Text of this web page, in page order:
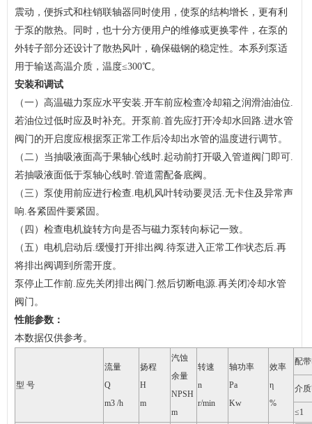
震动，便拆式和柱销联轴器同时使用，使泵的结构增长，更有利
于泵的散热。同时，也十分方便用户的维修或更换零件，在泵的
外转子部分还设计了散热风叶，确保磁钢的稳定性。本系列泵适
用于输送高温介质，温度≤300℃。
安装和调试
（一）高温磁力泵应水平安装.开车前应检查冷却箱之润滑油油位.
若油位过低时应及时补充。开泵前.首先应打开冷却水回路.进水管
阀门的开启度应根据泵正常工作后冷却出水管的温度进行调节。
（二）当抽吸液面高于果轴心线时.起动前打开吸入管道阀门即可.
若抽吸液面低于泵轴心线时.管道需配备底阀。
（三）泵使用前应进行检查.电机风叶转动要灵活.无卡住及异常声
响.各紧固件要紧固。
（四）检查电机旋转方向是否与磁力泵转向标记一致。
（五）电机启动后.缓慢打开排出阀.待泵进入正常工作状态后.再
将排出阀调到所需开度。
泵停止工作前.应先关闭排出阀门.然后切断电源.再关闭冷却水管
阀门。
性能参数：
本数据仅供参考。
型 号
流量
Q
m3 /h
扬程
H
m
汽蚀
余量
NPSH
m
转速
n
r/min
轴功率
Pa
Kw
效率
η
%
配
介
≤1